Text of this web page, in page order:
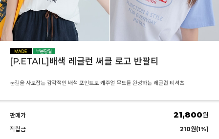
[P.ETAIL]배색 레글런 써클 로고 반팔티
눈길을 사로잡는 감각적인 배색 포인트로 캐주얼 무드를 완성하는 레글런 티셔츠
판매가 21,800원
적립금
210원(1%)